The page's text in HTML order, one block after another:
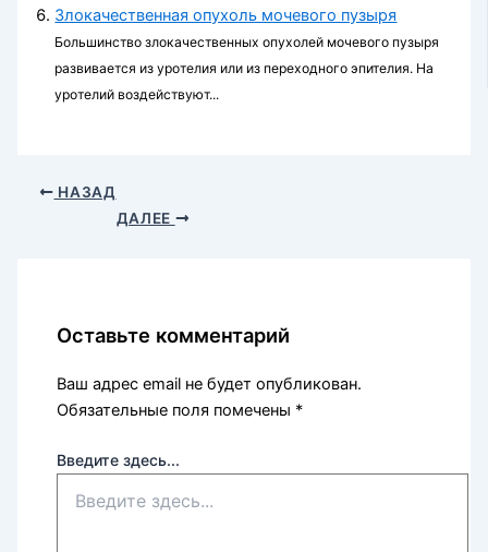
Злокачественная опухоль мочевого пузыря
Большинство злокачественных опухолей мочевого пузыря
развивается из уротелия или из переходного эпителия. На
уротелий воздействуют...
НАЗАД
ДАЛЕЕ
Оставьте комментарий
Ваш адрес email не будет опубликован.
Обязательные поля помечены *
Введите здесь...